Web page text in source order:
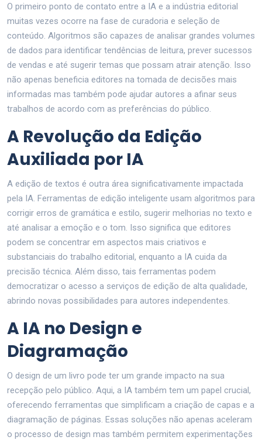
O primeiro ponto de contato entre a IA e a indústria editorial
muitas vezes ocorre na fase de curadoria e seleção de
conteúdo. Algoritmos são capazes de analisar grandes volumes
de dados para identificar tendências de leitura, prever sucessos
de vendas e até sugerir temas que possam atrair atenção. Isso
não apenas beneficia editores na tomada de decisões mais
informadas mas também pode ajudar autores a afinar seus
trabalhos de acordo com as preferências do público.
A Revolução da Edição
Auxiliada por IA
A edição de textos é outra área significativamente impactada
pela IA. Ferramentas de edição inteligente usam algoritmos para
corrigir erros de gramática e estilo, sugerir melhorias no texto e
até analisar a emoção e o tom. Isso significa que editores
podem se concentrar em aspectos mais criativos e
substanciais do trabalho editorial, enquanto a IA cuida da
precisão técnica. Além disso, tais ferramentas podem
democratizar o acesso a serviços de edição de alta qualidade,
abrindo novas possibilidades para autores independentes.
A IA no Design e
Diagramação
O design de um livro pode ter um grande impacto na sua
recepção pelo público. Aqui, a IA também tem um papel crucial,
oferecendo ferramentas que simplificam a criação de capas e a
diagramação de páginas. Essas soluções não apenas aceleram
o processo de design mas também permitem experimentações